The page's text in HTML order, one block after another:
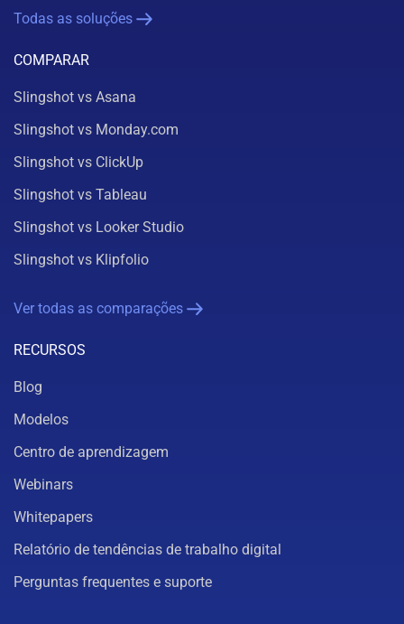
Todas as soluções
COMPARAR
Slingshot vs Asana
Slingshot vs Monday.com
Slingshot vs ClickUp
Slingshot vs Tableau
Slingshot vs Looker Studio
Slingshot vs Klipfolio
Ver todas as comparações
RECURSOS
Blog
Modelos
Centro de aprendizagem
Webinars
Whitepapers
Relatório de tendências de trabalho digital
Perguntas frequentes e suporte